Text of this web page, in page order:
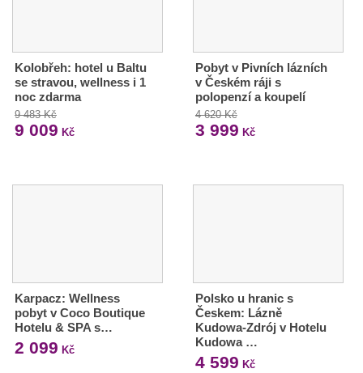
Kolobřeh: hotel u Baltu
se stravou, wellness i 1
noc zdarma
9 483 Kč
9 009 Kč
Pobyt v Pivních lázních
v Českém ráji s
polopenzí a koupelí
4 620 Kč
3 999 Kč
Karpacz: Wellness
pobyt v Coco Boutique
Hotelu & SPA s…
2 099 Kč
Polsko u hranic s
Českem: Lázně
Kudowa-Zdrój v Hotelu
Kudowa …
4 599 Kč